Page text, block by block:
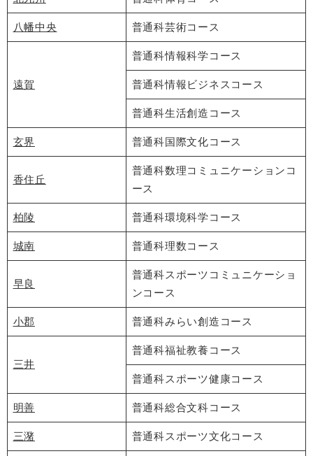
八幡中央 普通科芸術コース
遠賀
普通科情報科学コース
普通科情報ビジネスコース
普通科生活創造コース
玄界 普通科国際文化コース
香住丘
普通科数理コミュニケーションコ
ース
柏陵 普通科環境科学コース
城南 普通科理数コース
早良
普通科スポーツコミュニケーショ
ンコース
小郡 普通科みらい創造コース
三井
普通科福祉教養コース
普通科スポーツ健康コース
明善 普通科総合文科コース
三潴 普通科スポーツ文化コース